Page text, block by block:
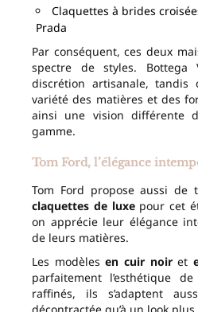
Claquettes à brides
Prada
Par conséquent, ces deux
spectre de styles. Bottega
discrétion artisanale,
variété des matières et des
ainsi une vision différente
gamme.
Tom Ford, l’élégance
Tom Ford propose aussi de
claquettes de luxepour cet
on apprécie leur élégance
de leurs matières.
Les modèlesen cuir noiret
parfaitement l’esthétique
raffinés, ils s’adaptent